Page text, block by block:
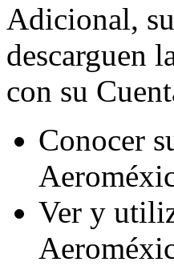
Adicional,
descarguen
con su
Conocer
Ver y